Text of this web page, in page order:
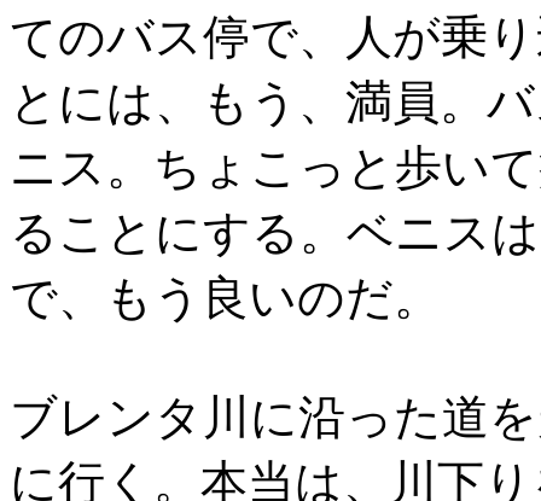
てのバス停で、人が乗
とには、もう、満員。
ニス。ちょこっと歩い
ることにする。ベニス
で、もう良いのだ。
ブレンタ川に沿った道
に行く。本当は、川下